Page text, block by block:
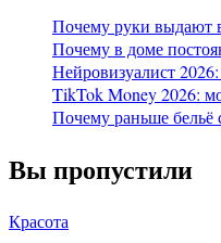
Почему руки выдают
Почему в доме
Нейровизуалист
TikTok Money 2026:
Почему раньше
Вы пропустили
Красота